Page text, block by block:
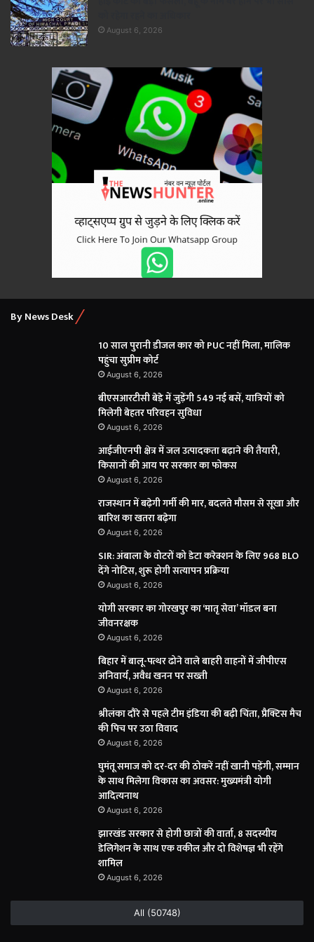
August 6, 2026
By News Desk
10 साल पुरानी डीजल कार को PUC नहीं मिला, मालिक
पहुंचा सुप्रीम कोर्ट
August 6, 2026
बीएसआरटीसी बेड़े में जुड़ेंगी 549 नई बसें, यात्रियों को
मिलेगी बेहतर परिवहन सुविधा
August 6, 2026
आईजीएनपी क्षेत्र में जल उत्पादकता बढ़ाने की तैयारी,
किसानों की आय पर सरकार का फोकस
August 6, 2026
राजस्थान में बढ़ेगी गर्मी की मार, बदलते मौसम से सूखा और
बारिश का खतरा बढ़ेगा
August 6, 2026
SIR: अंबाला के वोटरों को डेटा करेक्शन के लिए 968 BLO
देंगे नोटिस, शुरू होगी सत्यापन प्रक्रिया
August 6, 2026
योगी सरकार का गोरखपुर का ‘मातृ सेवा’ मॉडल बना
जीवनरक्षक
August 6, 2026
बिहार में बालू-पत्थर ढोने वाले बाहरी वाहनों में जीपीएस
अनिवार्य, अवैध खनन पर सख्ती
August 6, 2026
श्रीलंका दौरे से पहले टीम इंडिया की बढ़ी चिंता, प्रैक्टिस मैच
की पिच पर उठा विवाद
August 6, 2026
घुमंतू समाज को दर-दर की ठोकरें नहीं खानी पड़ेंगी, सम्मान
के साथ मिलेगा विकास का अवसर: मुख्यमंत्री योगी
आदित्यनाथ
August 6, 2026
झारखंड सरकार से होगी छात्रों की वार्ता, 8 सदस्यीय
डेलिगेशन के साथ एक वकील और दो विशेषज्ञ भी रहेंगे
शामिल
August 6, 2026
All (50748)